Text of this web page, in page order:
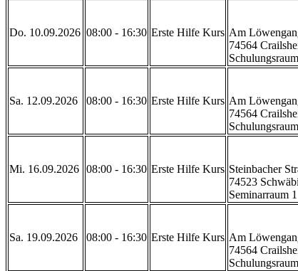
Do. 10.09.2026 08:00 - 16:30 Erste Hilfe Kurs Am
74564
Sa. 12.09.2026 08:00 - 16:30 Erste Hilfe Kurs Am
74564
Mi. 16.09.2026 08:00 - 16:30 Erste Hilfe Kurs Steinbacher
74523
Sa. 19.09.2026 08:00 - 16:30 Erste Hilfe Kurs Am
74564